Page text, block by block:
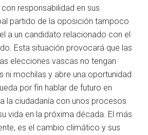
responsabilidad en sus
partido de la oposición tampoco
a un candidato relacionado con el
Esta situación provocará que las
elecciones vascas no tengan
ni mochilas y abre una oportunidad
por fin hablar de futuro en
la ciudadanía con unos procesos
vida en la próxima década. El más
es el cambio climático y sus